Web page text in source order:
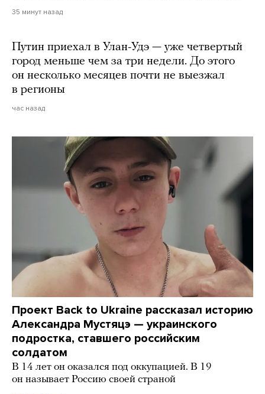
35 минут назад
Путин приехал в Улан-Удэ — уже четвертый
город меньше чем за три недели. До этого
он несколько месяцев почти не выезжал
в регионы
час назад
Проект Back to Ukraine рассказал историю
Александра Мустяцэ — украинского
подростка, ставшего российским
солдатом
В 14 лет он оказался под оккупацией. В 19
он называет Россию своей страной